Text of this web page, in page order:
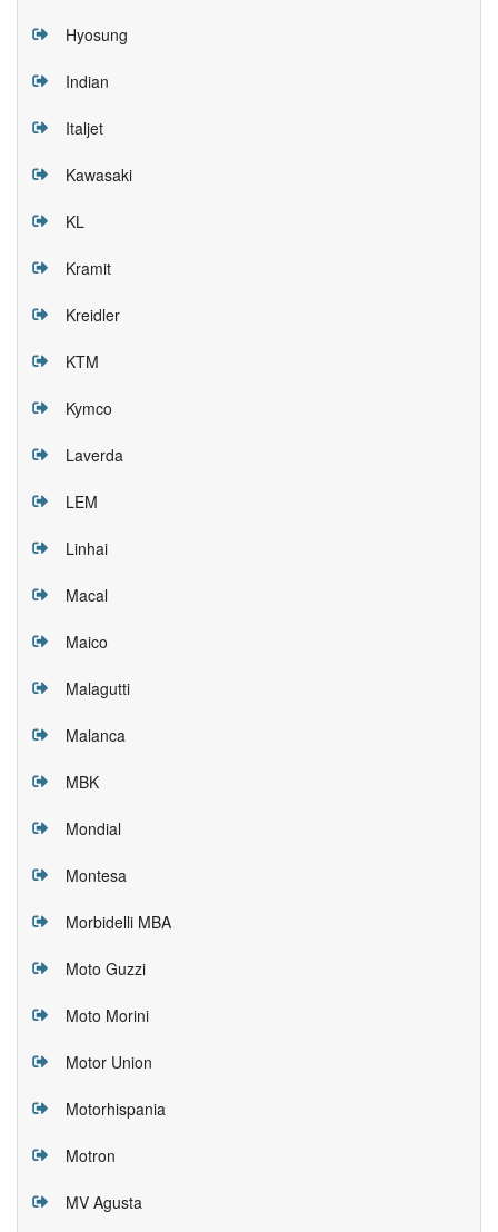
Hyosung
Indian
Italjet
Kawasaki
KL
Kramit
Kreidler
KTM
Kymco
Laverda
LEM
Linhai
Macal
Maico
Malagutti
Malanca
MBK
Mondial
Montesa
Morbidelli MBA
Moto Guzzi
Moto Morini
Motor Union
Motorhispania
Motron
MV Agusta